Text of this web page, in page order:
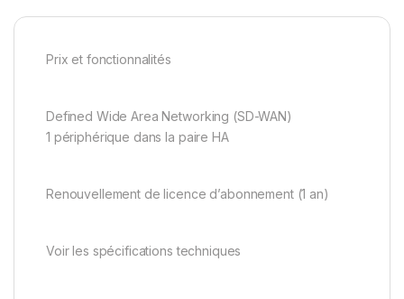
Prix et fonctionnalités
Defined Wide Area Networking (SD-WAN)
1 périphérique dans la paire HA
Renouvellement de licence d’abonnement (1 an)
Voir les spécifications techniques